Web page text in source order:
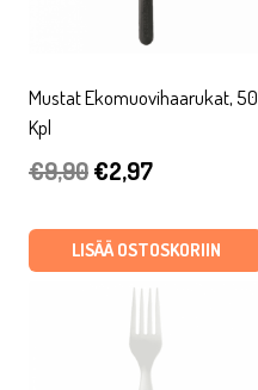
Mustat Ekomuovihaarukat, 50
Kpl
€9,90Alkuperäinen
oli:
€9,90.
€2,97Nykyinen
on:
€2,97.
LISÄÄ OSTOSKORIIN